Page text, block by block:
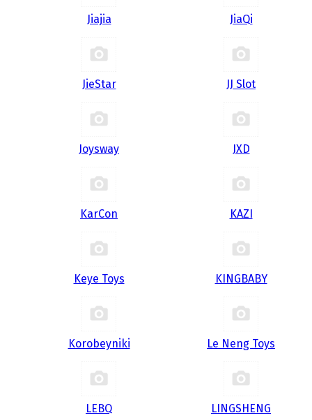
Jiajia JiaQi
JieStar JJ Slot
Joysway JXD
KarCon KAZI
Keye Toys KINGBABY
Korobeyniki Le Neng Toys
LEBQ LINGSHENG